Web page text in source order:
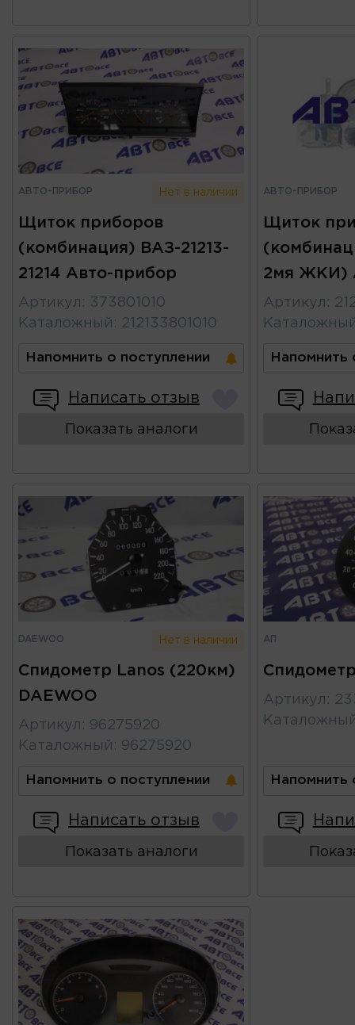
АВТО-ПРИБОР Нет в наличии
Щиток приборов
(комбинация) ВАЗ-21213-
21214 Авто-прибор
Артикул : 373801010
Каталожный : 212133801010
Напомнить о поступлении
Написать отзыв
Показать аналоги
АВТО-ПРИБОР
Щиток
2мя ЖКИ)
Артикул :
Напомнить
DAEWOO Нет в наличии
Спидометр Lanos (220км)
DAEWOO
Артикул : 96275920
Каталожный : 96275920
Напомнить о поступлении
Написать отзыв
Показать аналоги
АП
Артикул :
Напомнить